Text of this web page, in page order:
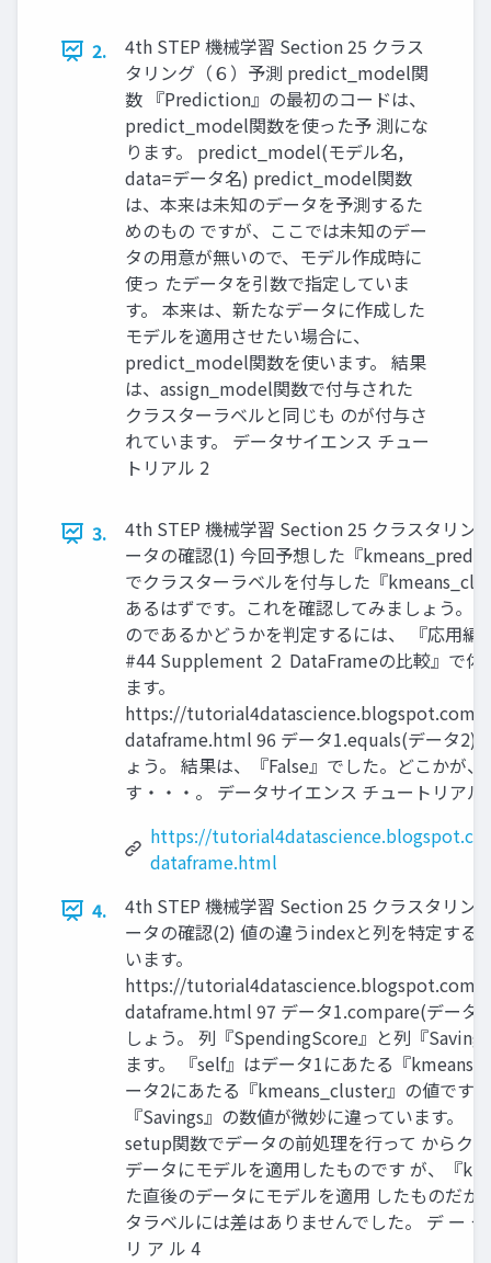
2.
4th STEP 機械学習 Section 25 クラス
タリング（６）予測 predict_model関
数 『Prediction』の最初のコードは、
predict_model関数を使った予 測にな
ります。 predict_model(モデル名,
data=データ名) predict_model関数
は、本来は未知のデータを予測するた
めのもの ですが、ここでは未知のデー
タの用意が無いので、モデル作成時に
使っ たデータを引数で指定していま
す。 本来は、新たなデータに作成した
モデルを適用させたい場合に、
predict_model関数を使います。 結果
は、assign_model関数で付与された
クラスターラベルと同じも のが付与さ
れています。 データサイエンス チュー
トリアル 2
3.
4th STEP 機械学習 Section 25 クラスタリン
ータの確認(1) 今回予想した『kmeans_pred
でクラスターラベルを付与した『
あるはずです。これを確認してみましょう。
のであるかどうかを判定するには、 『応用編
#44 Supplement ２ DataFrameの比較』で体
ます。
https://tutorial4datascience.blogspot.com/
dataframe.html 96 データ1.equals(データ2)
ょう。 結果は、『False』でした。どこかが
す・・・。 データサイエンス チュートリアル
https://
dataframe.html
4.
4th STEP 機械学習 Section 25 クラスタリン
ータの確認(2) 値の違うindexと列を特定する
います。
https://tutorial4datascience.blogspot.com/
dataframe.html 97 データ1.compare(データ
しょう。 列『SpendingScore』と列『
ます。 『self』はデータ1にあたる『
ータ2にあたる『kmeans_cluster』の値です
『Savings』の数値が微妙に違っています。
setup関数でデータの前処理を行って からク
データにモデルを適用したものです が、『
た直後のデータにモデルを適用 したものだか
タラベルには差はありませんでした。 デ ー
リ ア ル 4